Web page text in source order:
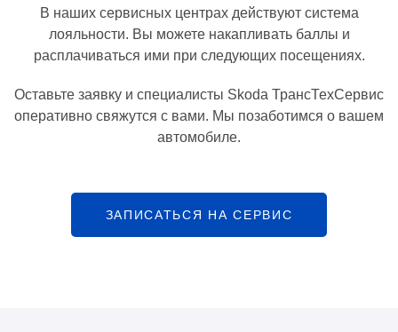
В наших сервисных центрах действуют система
лояльности. Вы можете накапливать баллы и
расплачиваться ими при следующих посещениях.
Оставьте заявку и специалисты Skoda ТрансТехСервис
оперативно свяжутся с вами. Мы позаботимся о вашем
автомобиле.
ЗАПИСАТЬСЯ НА СЕРВИС